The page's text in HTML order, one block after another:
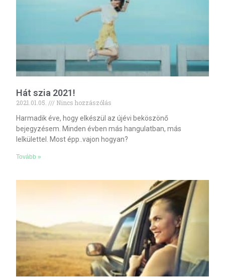
Hát szia 2021!
2021.01.05.
Nincs hozzászólás
Harmadik éve, hogy elkészül az újévi beköszönő
bejegyzésem. Minden évben más hangulatban, más
lelkülettel. Most épp..vajon hogyan?
Tovább »